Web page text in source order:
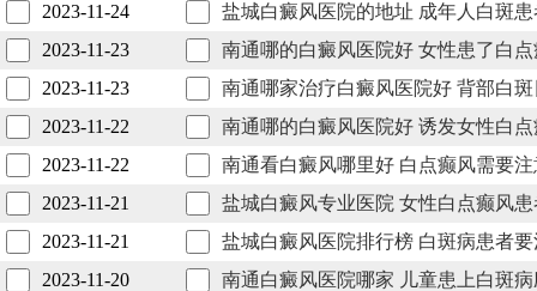
2023-11-24
盐城白癜风医院的地址 成年人白斑
2023-11-23
南通哪的白癜风医院好 女性患了白
2023-11-23
南通哪家治疗白癜风医院好 背部白
2023-11-22
南通哪的白癜风医院好 诱发女性白
2023-11-22
南通看白癜风哪里好 白点癫风需要注
2023-11-21
盐城白癜风专业医院 女性白点癫风
2023-11-21
盐城白癜风医院排行榜 白斑病患者
2023-11-20
南通白癜风医院哪家 儿童患上白斑